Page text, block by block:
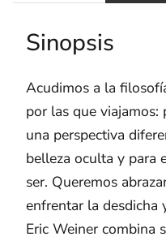
Sinopsis
Acudimos a la
por las que viajamos:
una perspectiva
belleza oculta y para
ser. Queremos
enfrentar la desdicha
Eric Weiner combina